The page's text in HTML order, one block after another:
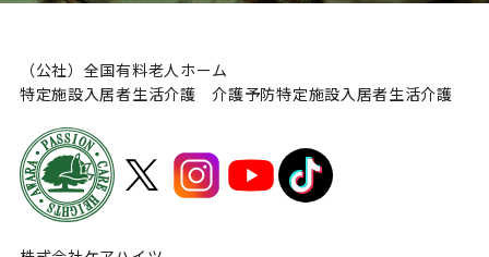
（公社）全国有料老人ホーム
特定施設入居者生活介護 介護予防特定施設入居者生活介護